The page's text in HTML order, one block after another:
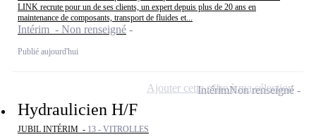
LINK recrute pour un de ses clients, un expert depuis plus de 20 ans en
maintenance de composants, transport de fluides et...
Intérim - Non renseigné
Publié aujourd'hui
Hydraulicien H/F
JUBIL INTÉRIM - 13 - VITROLLES
IntérimNon renseigné
Ajouter cette offre à ma sélection